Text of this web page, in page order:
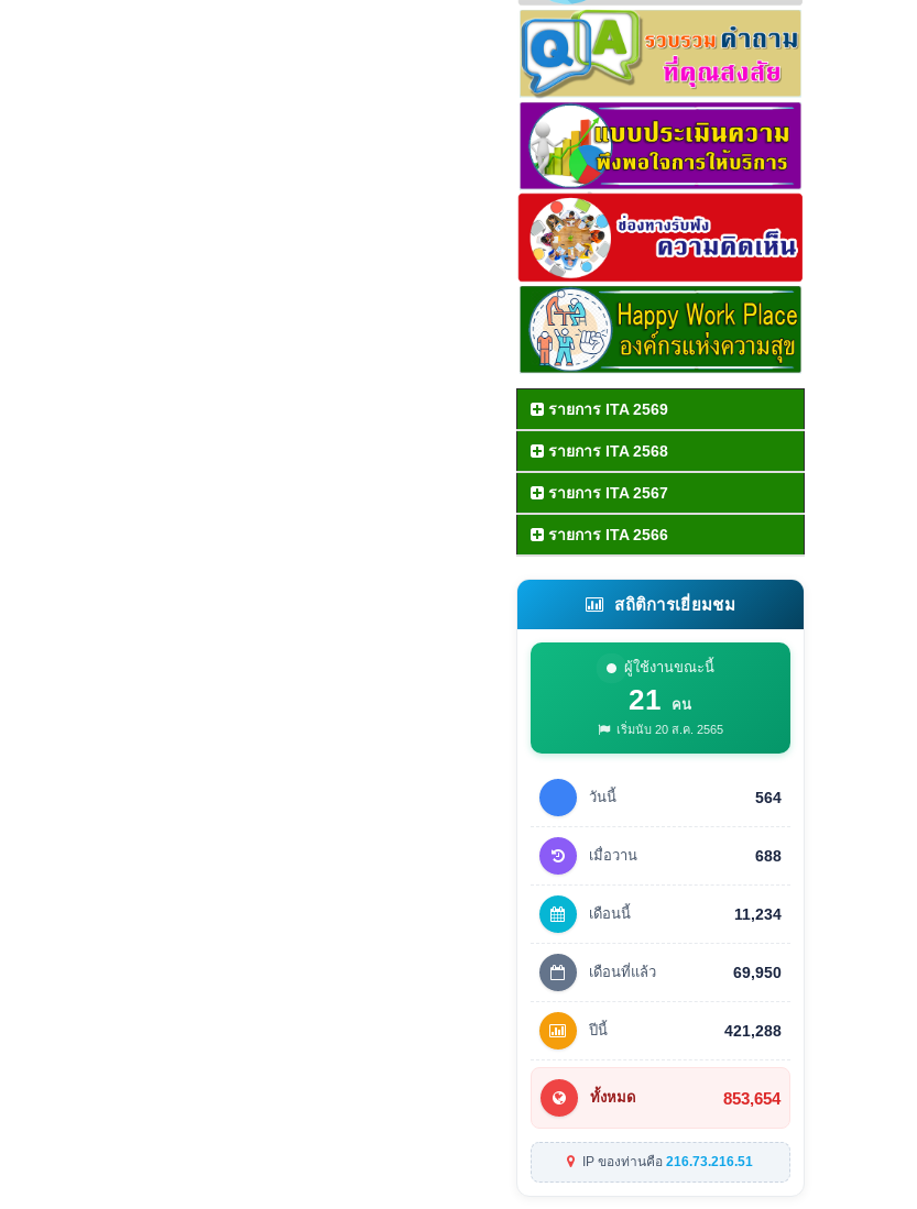
รายการ ITA 2569
รายการ ITA 2568
รายการ ITA 2567
รายการ ITA 2566
สถิติการเยี่ยมชม
ผู้ใช้งานขณะนี้
21 คน
เริ่มนับ 20 ส.ค. 2565
วันนี้ 564
เมื่อวาน 688
เดือนนี้ 11,234
เดือนที่แล้ว 69,950
ปีนี้ 421,288
ทั้งหมด 853,654
IP ของท่านคือ216.73.216.51